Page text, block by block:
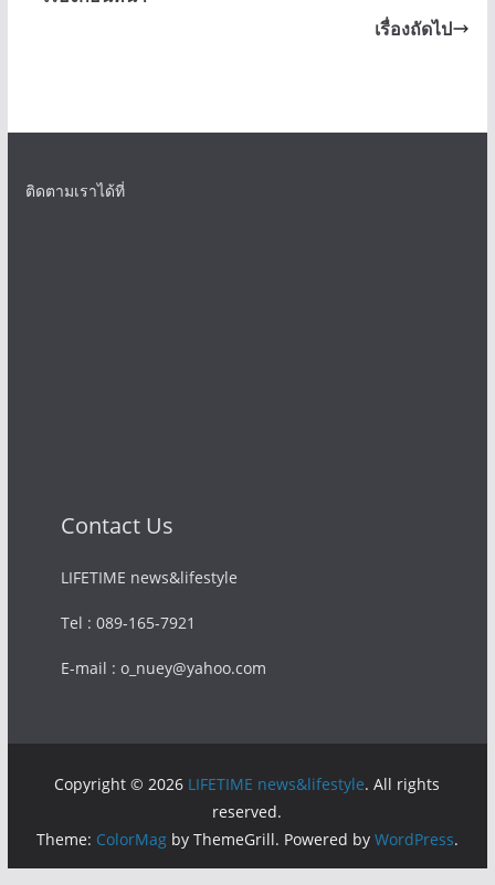
เรื่องถัดไป
ติดตามเราได้ที่
Contact Us
LIFETIME news&lifestyle
Tel : 089-165-7921
E-mail : o_nuey@yahoo.com
Copyright © 2026 LIFETIME news&lifestyle. All rights
reserved.
Theme: ColorMagby ThemeGrill. Powered by WordPress.